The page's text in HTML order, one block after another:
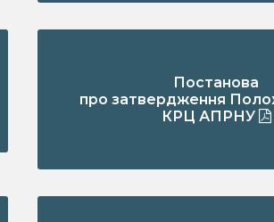
Постанова
про затвердження
КРЦ АПРНУ